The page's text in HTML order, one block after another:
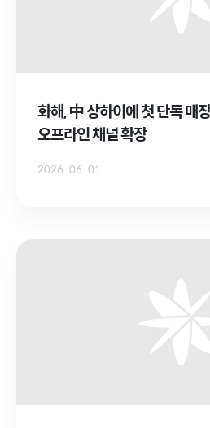
화해, 中 상하이에 첫 단독 매
오프라인 채널 확장
2026. 06. 01